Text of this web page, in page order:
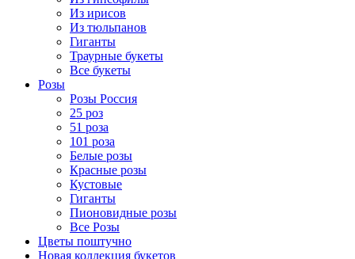
Из ирисов
Из тюльпанов
Гиганты
Траурные букеты
Все букеты
Розы
Розы Россия
25 роз
51 роза
101 роза
Белые розы
Красные розы
Кустовые
Гиганты
Пионовидные розы
Все Розы
Цветы поштучно
Новая коллекция букетов